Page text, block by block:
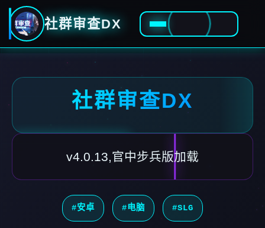
社群审查DX
社群审查DX
v4.0.13,官中步兵版加载
#安卓 #电脑 #SLG